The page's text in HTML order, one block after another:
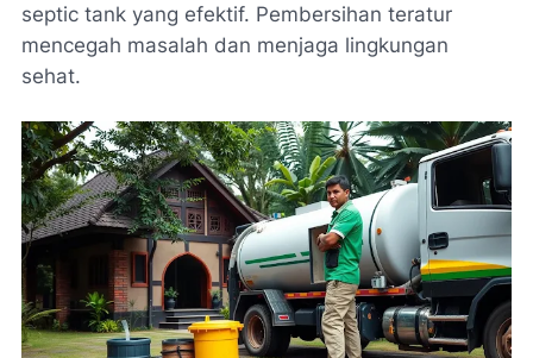
septic tank yang efektif. Pembersihan teratur
mencegah masalah dan menjaga lingkungan
sehat.